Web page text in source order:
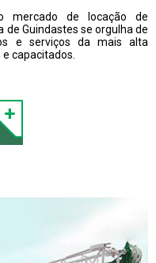
mercado de locação de
de Guindastes se orgulha de
e serviços da mais alta
capacitados.